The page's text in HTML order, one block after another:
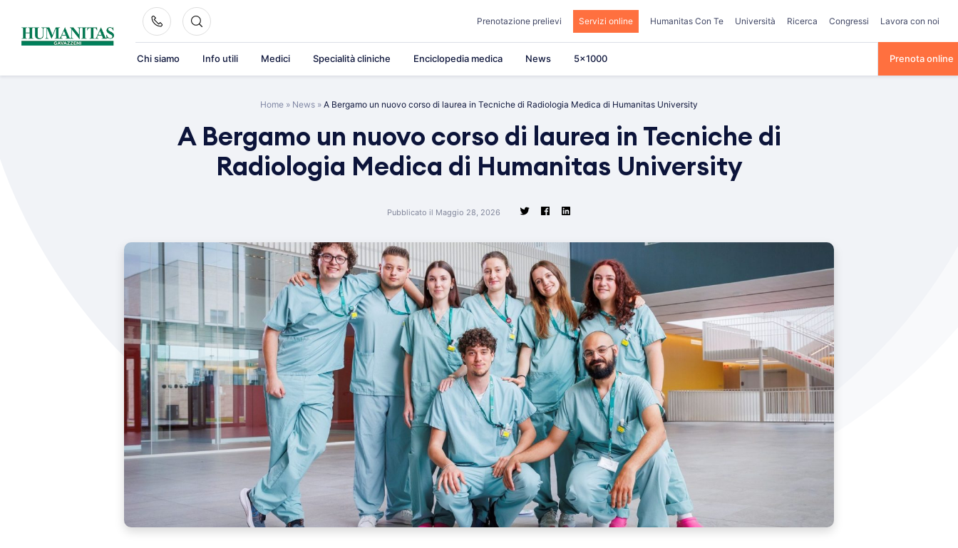
content
Prenotazione prelievi Servizi online Humanitas Con Te Università Ricerca Congressi Lavora con noi
Chi siamo Info utili Medici Specialità cliniche Enciclopedia medica News 5×1000 Prenota online
Home » News » A Bergamo un nuovo corso di laurea in Tecniche di Radiologia Medica di Humanitas University
A Bergamo un nuovo corso di laurea in Tecniche di
Radiologia Medica di Humanitas University
Pubblicato il Maggio 28, 2026